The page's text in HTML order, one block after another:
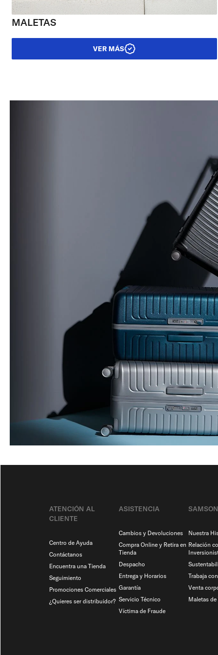
MALETAS
VER MÁS
ATENCIÓN AL
CLIENTE
Centro de Ayuda
Contáctanos
Encuentra una Tienda
Seguimiento
Promociones Comerciales
¿Quieres ser distribuidor?
ASISTENCIA
Cambios y Devoluciones
Compra Online y Retira en
Tienda
Despacho
Entrega y Horarios
Garantía
Servicio Técnico
Víctima de Fraude
Nuestra
Relación
Trabaja
Venta
Maletas de